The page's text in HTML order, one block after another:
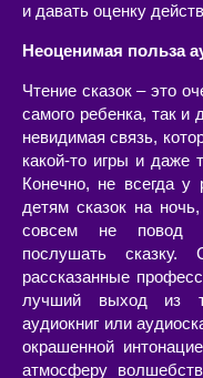
и давать оценку
Неоценимая польза
Чтение сказок – это
самого ребенка, так и
невидимая связь,
какой-то игры и даже
Конечно, не всегда у
детям сказок на
совсем не повод
послушать сказку.
рассказанные
лучший выход из
аудиокниг или
окрашенной
атмосферу